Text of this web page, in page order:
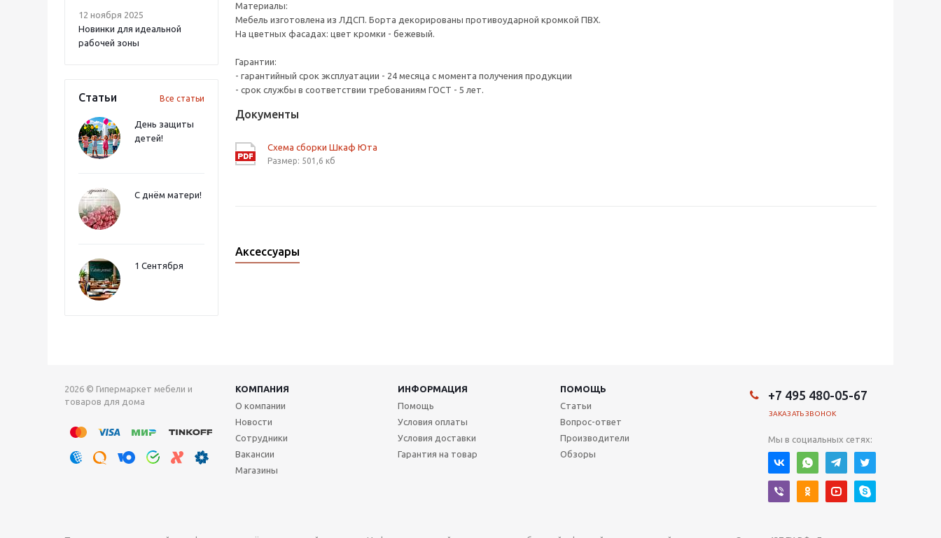
12 ноября 2025
Новинки для идеальной
рабочей зоны
Статьи Все статьи
День защиты
детей!
С днём матери!
1 Сентября
Материалы:
Мебель изготовлена из ЛДСП. Борта декорированы противоударной кромкой ПВХ.
На цветных фасадах: цвет кромки - бежевый.
Гарантии:
- гарантийный срок эксплуатации - 24 месяца с момента получения продукции
- срок службы в соответствии требованиям ГОСТ - 5 лет.
Документы
Схема сборки Шкаф Юта
Размер: 501,6 кб
Аксессуары
2026 © Гипермаркет мебели и
товаров для дома
КОМПАНИЯ ИНФОРМАЦИЯ
ПОМОЩЬ
О компании
Новости
Сотрудники
Вакансии
Магазины
Помощь
Условия оплаты
Условия доставки
Гарантия на товар
Статьи
Вопрос-ответ
Производители
Обзоры
+7 495 480-05-67
ЗАКАЗАТЬ ЗВОНОК
Мы в социальных сетях: